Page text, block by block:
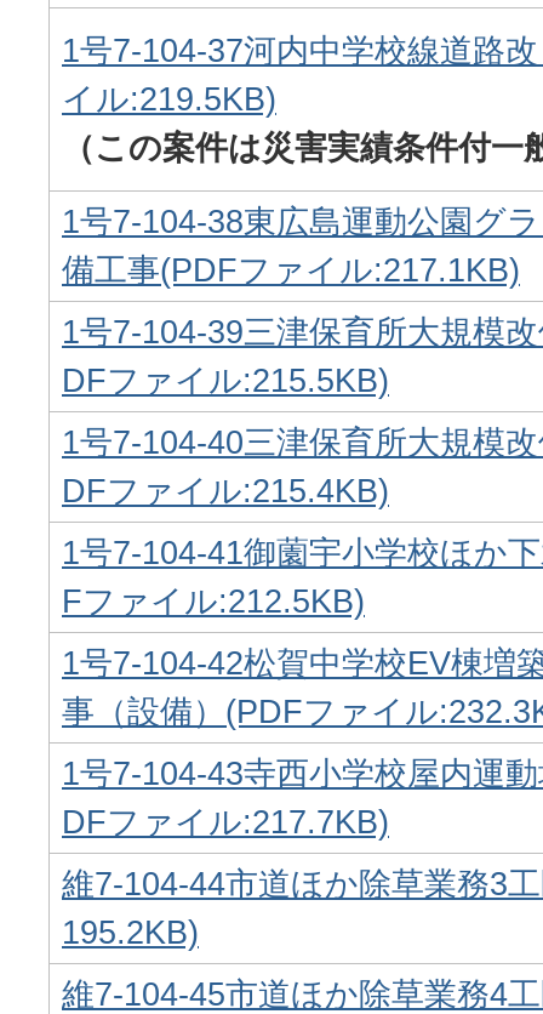
1号7-104-37河内中学校線道路
イル:219.5KB)
（この案件は災害実績条件付
1号7-104-38東広島運動公園グ
備工事(PDFファイル:217.1KB)
1号7-104-39三津保育所大規模
DFファイル:215.5KB)
1号7-104-40三津保育所大規模
DFファイル:215.4KB)
1号7-104-41御薗宇小学校ほか
Fファイル:212.5KB)
1号7-104-42松賀中学校EV棟増
事（設備）(PDFファイル
1号7-104-43寺西小学校屋内運
DFファイル:217.7KB)
維7-104-44市道ほか除草業務3
195.2KB)
維7-104-45市道ほか除草業務4